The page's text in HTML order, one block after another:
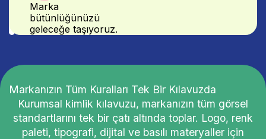
Marka
bütünlüğünüzü
geleceğe taşıyoruz.
Markanızın Tüm Kuralları Tek Bir Kılavuzda
Kurumsal kimlik kılavuzu, markanızın tüm görsel
standartlarını tek bir çatı altında toplar. Logo, renk
paleti, tipografi, dijital ve basılı materyaller için